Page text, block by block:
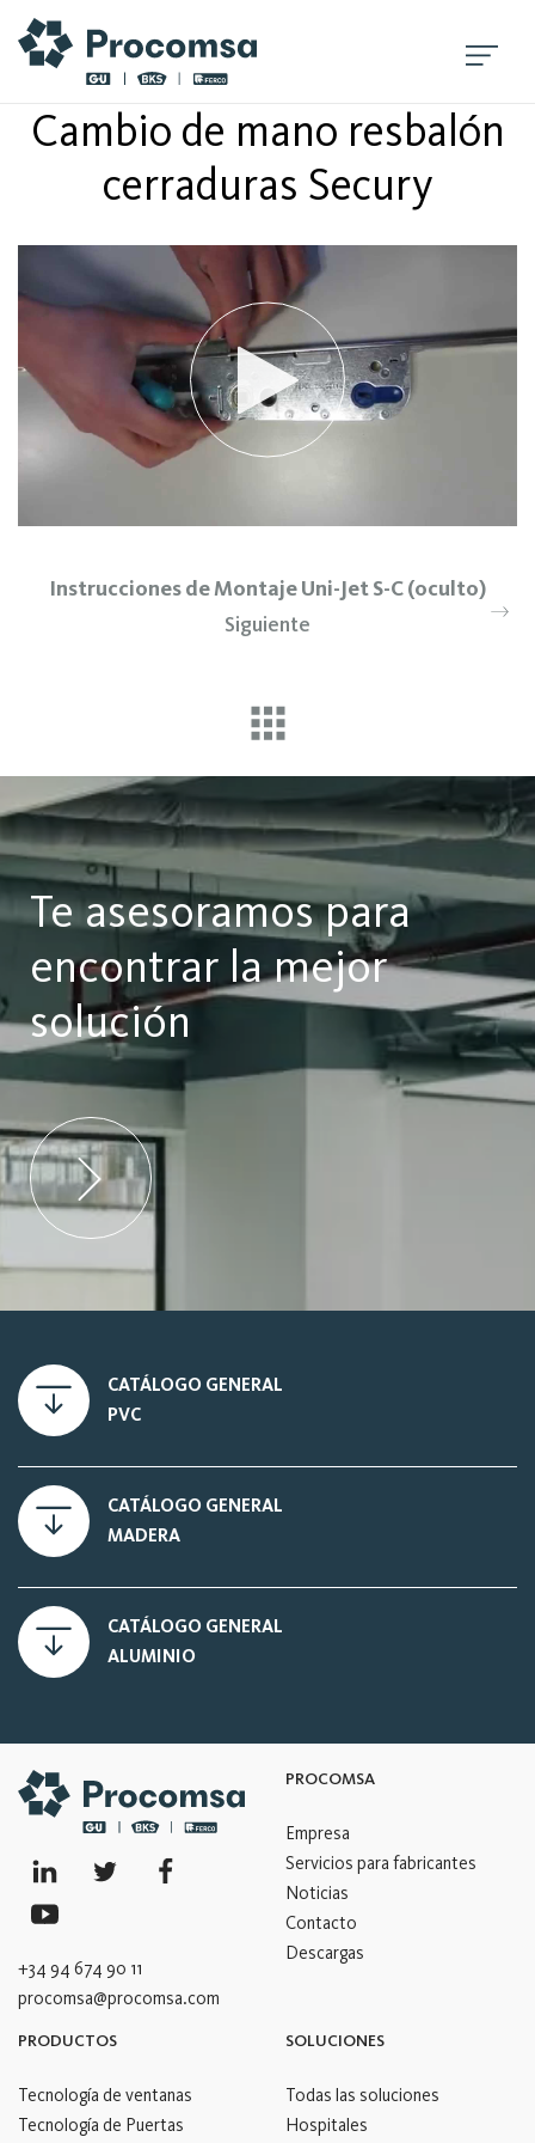
Cambio de mano resbalón
cerraduras Secury
Instrucciones de Montaje Uni-Jet S-C (oculto)
Siguiente
Te asesoramos para
encontrar la mejor
solución
CATÁLOGO GENERAL
PVC
CATÁLOGO GENERAL
MADERA
CATÁLOGO GENERAL
ALUMINIO
+34 94 674 90 11
procomsa@procomsa.com
PROCOMSA
Empresa
Servicios para fabricantes
Noticias
Contacto
Descargas
PRODUCTOS
Tecnología de ventanas
Tecnología de Puertas
SOLUCIONES
Todas las soluciones
Hospitales